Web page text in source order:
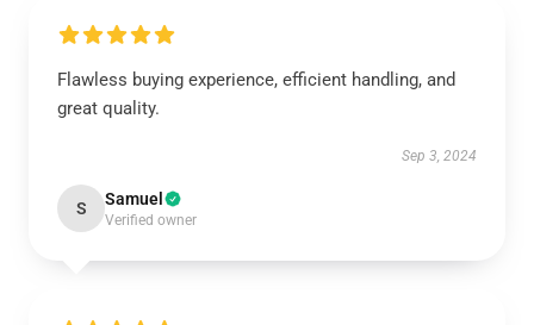
Flawless buying experience, efficient handling, and
great quality.
Sep 3, 2024
S Samuel
Verified owner